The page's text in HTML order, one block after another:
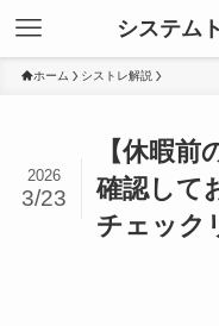
システム
ホーム シストレ解説
【休暇
確認して
チェック
2026
3/23